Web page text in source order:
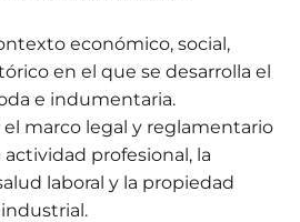
económico, social,
en el que se desarrolla el
e indumentaria.
marco legal y reglamentario
profesional, la
laboral y la propiedad